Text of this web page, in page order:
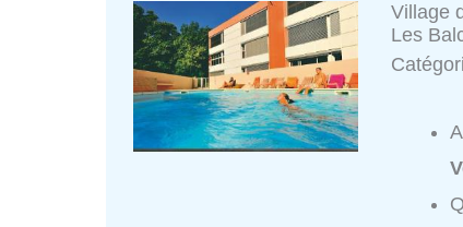
Village
Les